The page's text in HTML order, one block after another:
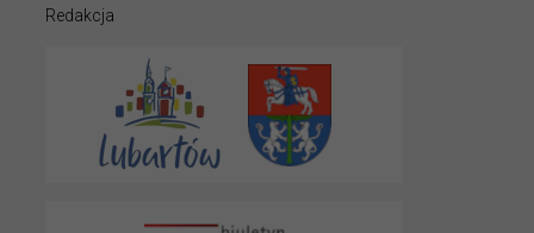
Redakcja